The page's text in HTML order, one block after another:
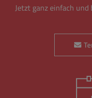
Jetzt ganz einfach